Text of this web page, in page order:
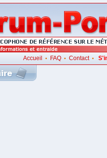
Accueil • FAQ• Contact•